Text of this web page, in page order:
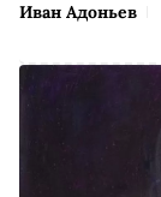
Иван Адоньев